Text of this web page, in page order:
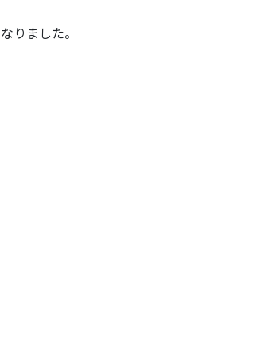
りました。